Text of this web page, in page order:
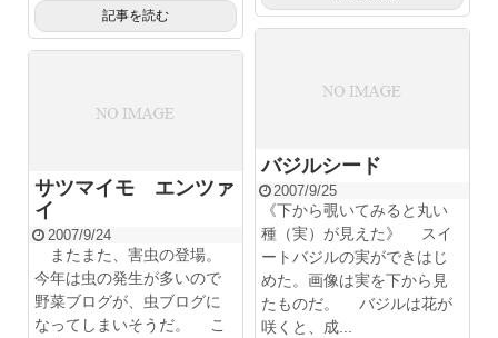
記事を読む
バジルシード
2007/9/25
《下から覗いてみると丸い
種（実）が見えた》 スイ
ートバジルの実ができはじ
めた。画像は実を下から見
たものだ。 バジルは花が
咲くと、成...
サツマイモ エンツァ
イ
2007/9/24
またまた、害虫の登場。
今年は虫の発生が多いので
野菜ブログが、虫ブログに
なってしまいそうだ。 こ